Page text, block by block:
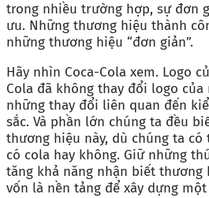
trong nhiều trường hợp, sự đơn
ưu. Những thương hiệu thành
những thương hiệu “đơn giản”.
Hãy nhìn Coca-Cola xem. Logo
Cola đã không thay đổi logo
những thay đổi liên quan đến
sắc. Và phần lớn chúng ta đều
thương hiệu này, dù chúng ta
có cola hay không. Giữ những
tăng khả năng nhận biết
vốn là nền tảng để xây dựng